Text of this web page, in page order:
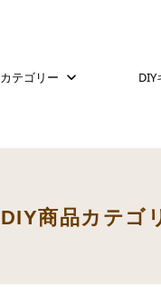
カテゴリー
DIY商品カテゴ